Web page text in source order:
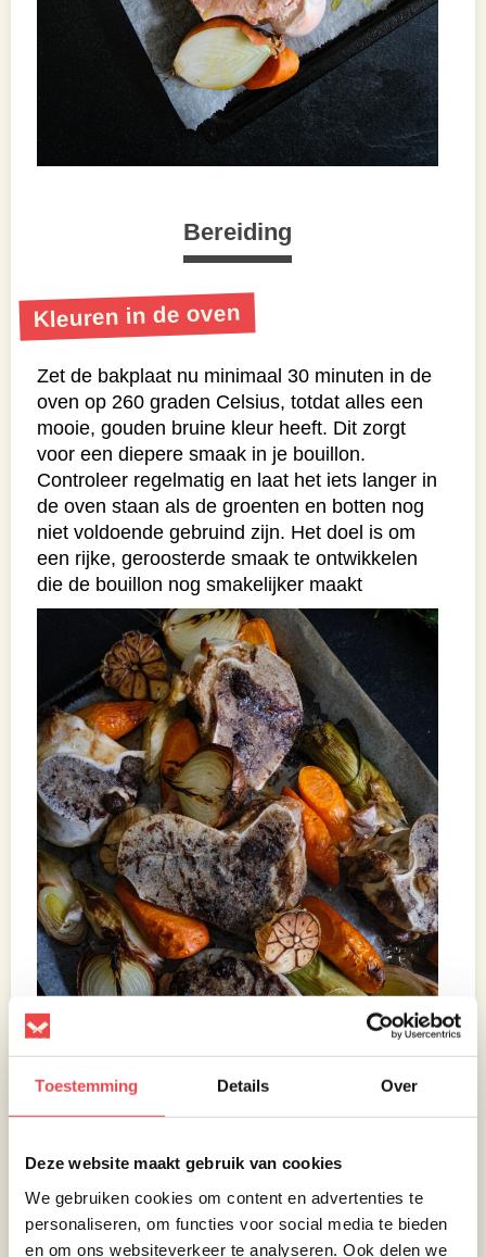
Toestemming Details Over
Deze website maakt gebruik van cookies
We gebruiken cookies om content en advertenties te
personaliseren, om functies voor social media te bieden
en om ons websiteverkeer te analyseren. Ook delen we
Bereiding
Kleuren in de oven
Zet de bakplaat nu minimaal 30 minuten in de
oven op 260 graden Celsius, totdat alles een
mooie, gouden bruine kleur heeft. Dit zorgt
voor een diepere smaak in je bouillon.
Controleer regelmatig en laat het iets langer in
de oven staan als de groenten en botten nog
niet voldoende gebruind zijn. Het doel is om
een rijke, geroosterde smaak te ontwikkelen
die de bouillon nog smakelijker maakt